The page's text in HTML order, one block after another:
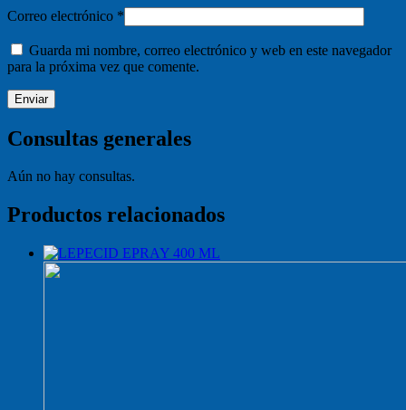
Correo electrónico *
Guarda mi nombre, correo electrónico y web en este navegador
para la próxima vez que comente.
Consultas generales
Aún no hay consultas.
Productos relacionados